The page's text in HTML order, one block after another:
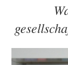
ren­
den
Suche